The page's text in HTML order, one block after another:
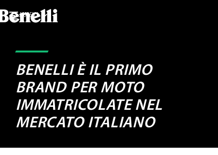
MODELLI
BENELLI È IL PRIMO
BRAND PER MOTO
IMMATRICOLATE NEL
MERCATO ITALIANO